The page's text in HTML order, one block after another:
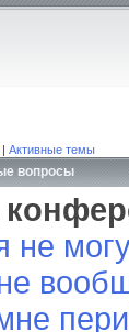
| Активные темы
вопросы
не